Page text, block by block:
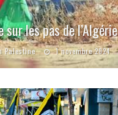
sur les pas de l’Algérie
Palestine 1 novembre 2024